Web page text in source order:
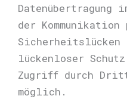
der
Sicherheitslücken
lückenloser
Zugriff durch
möglich.